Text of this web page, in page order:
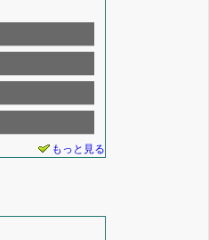
もっと見る